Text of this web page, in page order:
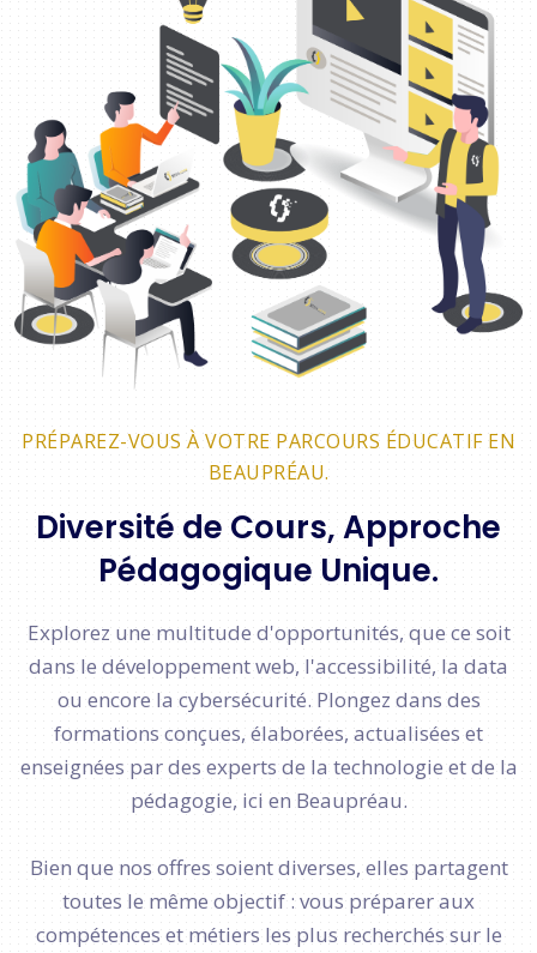
PRÉPAREZ-VOUS À VOTRE PARCOURS ÉDUCATIF EN
BEAUPRÉAU.
Diversité de Cours, Approche
Pédagogique Unique.
Explorez une multitude d'opportunités, que ce soit
dans le développement web, l'accessibilité, la data
ou encore la cybersécurité. Plongez dans des
formations conçues, élaborées, actualisées et
enseignées par des experts de la technologie et de la
pédagogie, ici en Beaupréau.
Bien que nos offres soient diverses, elles partagent
toutes le même objectif : vous préparer aux
compétences et métiers les plus recherchés sur le